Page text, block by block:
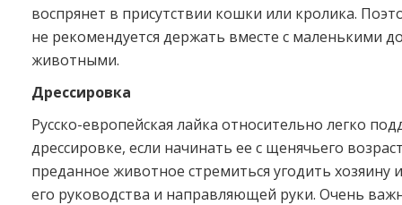
воспрянет в присутствии кошки или кролика.
не рекомендуется держать вместе с маленькими
животными.
Дрессировка
Русско-европейская лайка относительно легко
дрессировке, если начинать ее с щенячьего
преданное животное стремиться угодить хозяину
его руководства и направляющей руки. Очень